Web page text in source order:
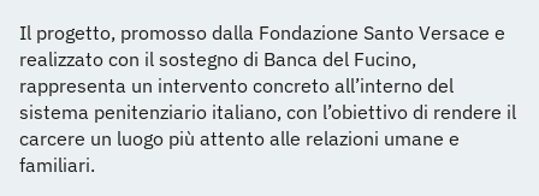
Il progetto, promosso dalla Fondazione Santo Versace e
realizzato con il sostegno di Banca del Fucino,
rappresenta un intervento concreto all’interno del
sistema penitenziario italiano, con l’obiettivo di rendere il
carcere un luogo più attento alle relazioni umane e
familiari.